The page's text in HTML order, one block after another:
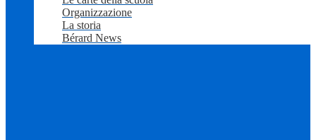
Organizzazione
La storia
Bérard News